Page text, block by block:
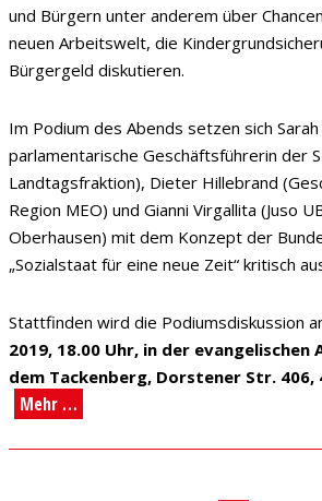
und Bürgern unter anderem über
neuen Arbeitswelt, die
Bürgergeld diskutieren.
Im Podium des Abends setzen sich
parlamentarische Geschäftsführerin der
Landtagsfraktion), Dieter Hillebrand
Region MEO) und Gianni Virgallita (Juso
Oberhausen) mit dem Konzept der
„Sozialstaat für eine neue Zeit“ kritisch
Stattfinden wird die Podiumsdiskussion
2019, 18.00 Uhr, in der
dem Tackenberg, Dorstener Str. 406,
Mehr …